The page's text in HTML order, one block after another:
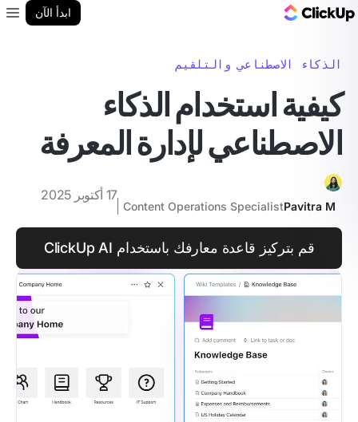
ابدأ الآن
الذكاء الاصطناعي والتلقيم
كيفية استخدام الذكاء
الاصطناعي لإدارة المعرفة
Pavitra M
Content Operations Specialist
17 أكتوبر 2025
قم بتركيز قاعدة معارفك باستخدام ClickUp AI